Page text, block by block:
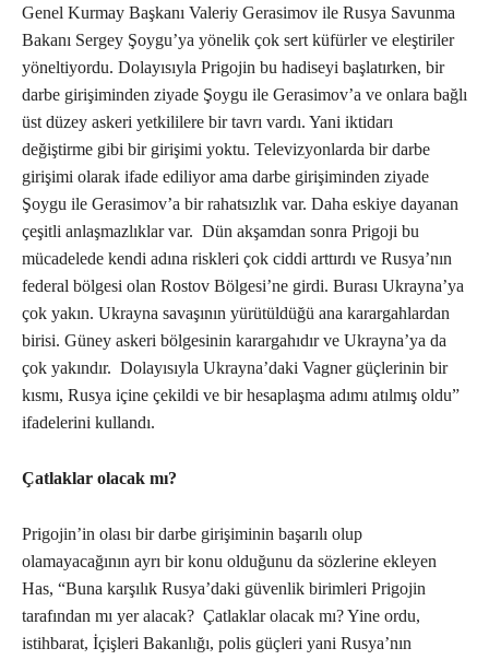
Genel Kurmay Başkanı Valeriy Gerasimov ile Rusya Savunma
Bakanı Sergey Şoygu’ya yönelik çok sert küfürler ve eleştiriler
yöneltiyordu. Dolayısıyla Prigojin bu hadiseyi başlatırken, bir
darbe girişiminden ziyade Şoygu ile Gerasimov’a ve onlara bağlı
üst düzey askeri yetkililere bir tavrı vardı. Yani iktidarı
değiştirme gibi bir girişimi yoktu. Televizyonlarda bir darbe
girişimi olarak ifade ediliyor ama darbe girişiminden ziyade
Şoygu ile Gerasimov’a bir rahatsızlık var. Daha eskiye dayanan
çeşitli anlaşmazlıklar var. Dün akşamdan sonra Prigoji bu
mücadelede kendi adına riskleri çok ciddi arttırdı ve Rusya’nın
federal bölgesi olan Rostov Bölgesi’ne girdi. Burası Ukrayna’ya
çok yakın. Ukrayna savaşının yürütüldüğü ana karargahlardan
birisi. Güney askeri bölgesinin karargahıdır ve Ukrayna’ya da
çok yakındır. Dolayısıyla Ukrayna’daki Vagner güçlerinin bir
kısmı, Rusya içine çekildi ve bir hesaplaşma adımı atılmış oldu”
ifadelerini kullandı.
Çatlaklar olacak mı?
Prigojin’in olası bir darbe girişiminin başarılı olup
olamayacağının ayrı bir konu olduğunu da sözlerine ekleyen
Has, “Buna karşılık Rusya’daki güvenlik birimleri Prigojin
tarafından mı yer alacak? Çatlaklar olacak mı? Yine ordu,
istihbarat, İçişleri Bakanlığı, polis güçleri yani Rusya’nın